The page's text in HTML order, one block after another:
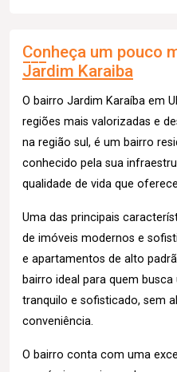
Conheça um pouco
Jardim Karaiba
O bairro Jardim Karaíba em
regiões mais valorizadas e
na região sul, é um bairro
conhecido pela sua
qualidade de vida que
Uma das principais
de imóveis modernos e
e apartamentos de alto
bairro ideal para quem
tranquilo e sofisticado, sem
conveniência.
O bairro conta com uma